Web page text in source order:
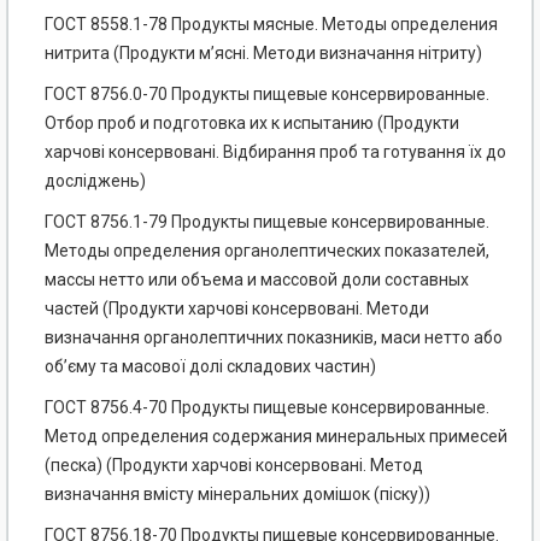
ГОСТ 8558.1-78 Продукты мясные. Методы определения
нитрита (Продукти м’ясні. Методи визначання нітриту)
ГОСТ 8756.0-70 Продукты пищевые консервированные.
Отбор проб и подготовка их к испытанию (Продукти
харчові консервовані. Відбирання проб та готування їх до
досліджень)
ГОСТ 8756.1-79 Продукты пищевые консервированные.
Методы определения органолептических показателей,
массы нетто или объема и массовой доли составных
частей (Продукти харчові консервовані. Методи
визначання органолептичних показників, маси нетто або
об’єму та масової долі складових частин)
ГОСТ 8756.4-70 Продукты пищевые консервированные.
Метод определения содержания минеральных примесей
(песка) (Продукти харчові консервовані. Метод
визначання вмісту мінеральних домішок (піску))
ГОСТ 8756.18-70 Продукты пищевые консервированные.